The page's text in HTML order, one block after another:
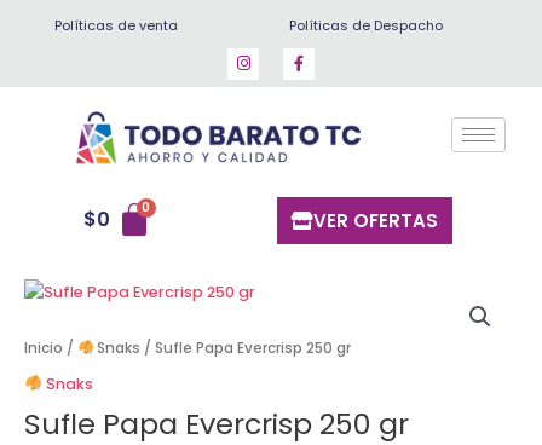
Políticas de venta Políticas de Despacho
$0 VER OFERTAS
Inicio / Snaks / Sufle Papa Evercrisp 250 gr
Snaks
Sufle Papa Evercrisp 250 gr
Sufle
Evercrisp
gr
cantidad